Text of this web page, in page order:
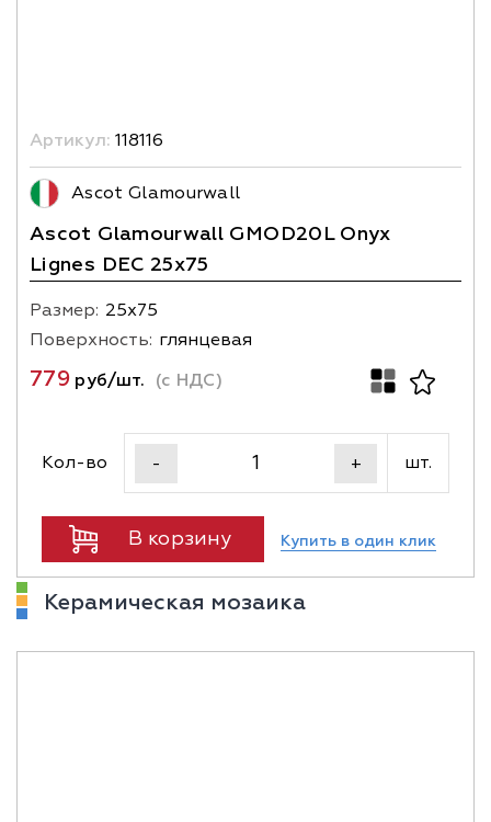
Артикул: 118116
Ascot Glamourwall
Ascot Glamourwall GMOD20L Onyx
Lignes DEC 25x75
Размер: 25х75
Поверхность: глянцевая
779руб/шт. (с НДС)
Кол-во - + шт.
В корзину Купить в один клик
Керамическая мозаика